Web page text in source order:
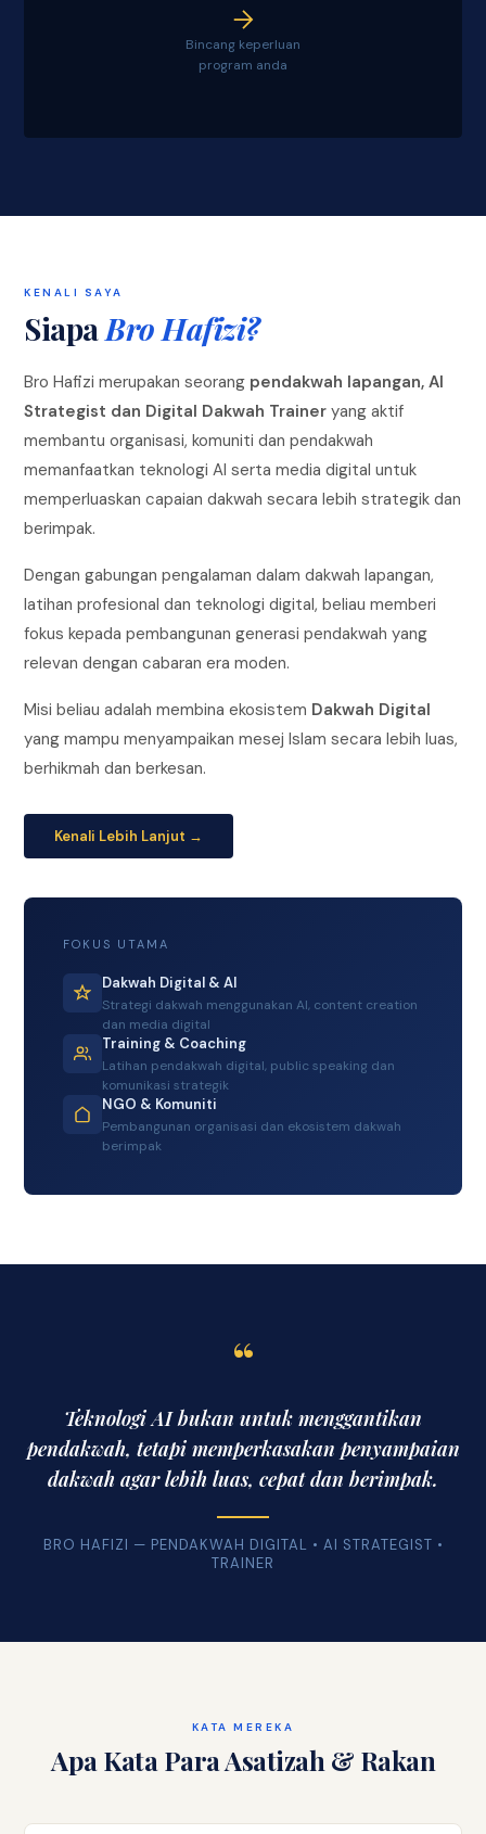
Bincang keperluan
program anda
KENALI SAYA
SiapaBro Hafizi?
Bro Hafizi merupakan seorang pendakwah lapangan, AI
Strategist dan Digital Dakwah Trainer yang aktif
membantu organisasi, komuniti dan pendakwah
memanfaatkan teknologi AI serta media digital untuk
memperluaskan capaian dakwah secara lebih strategik dan
berimpak.
Dengan gabungan pengalaman dalam dakwah lapangan,
latihan profesional dan teknologi digital, beliau memberi
fokus kepada pembangunan generasi pendakwah yang
relevan dengan cabaran era moden.
Misi beliau adalah membina ekosistem Dakwah Digital
yang mampu menyampaikan mesej Islam secara lebih luas,
berhikmah dan berkesan.
Kenali Lebih Lanjut →
FOKUS UTAMA
Dakwah Digital & AI
Strategi dakwah menggunakan AI, content creation
dan media digital
Training & Coaching
Latihan pendakwah digital, public speaking dan
komunikasi strategik
NGO & Komuniti
Pembangunan organisasi dan ekosistem dakwah
berimpak
“
Teknologi AI bukan untuk menggantikan
pendakwah, tetapi memperkasakan penyampaian
dakwah agar lebih luas, cepat dan berimpak.
BRO HAFIZI — PENDAKWAH DIGITAL • AI STRATEGIST •
TRAINER
KATA MEREKA
Apa Kata Para Asatizah & Rakan